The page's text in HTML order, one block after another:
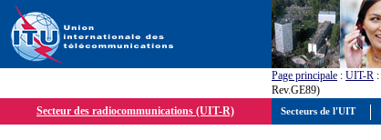
Page principale : UIT-R :
Rev.GE89)
Secteur des radiocommunications (UIT-R)
Secteurs de l'UIT